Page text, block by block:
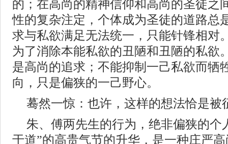
的；在高尚的精神信仰和高尚的圣徒之
性的复杂注定，个体成为圣徒的道路总
求与私欲满足无法统一，只能针锋相对
为了消除本能私欲的丑陋和丑陋的私欲
是高尚的追求；不能抑制一己私欲而牺
向，只是偏狭的一己野心。
蓦然一惊：也许，这样的想法恰是被
朱、傅两先生的行为，绝非偏狭的个
于道”的高贵气节的升华，是一种庄严